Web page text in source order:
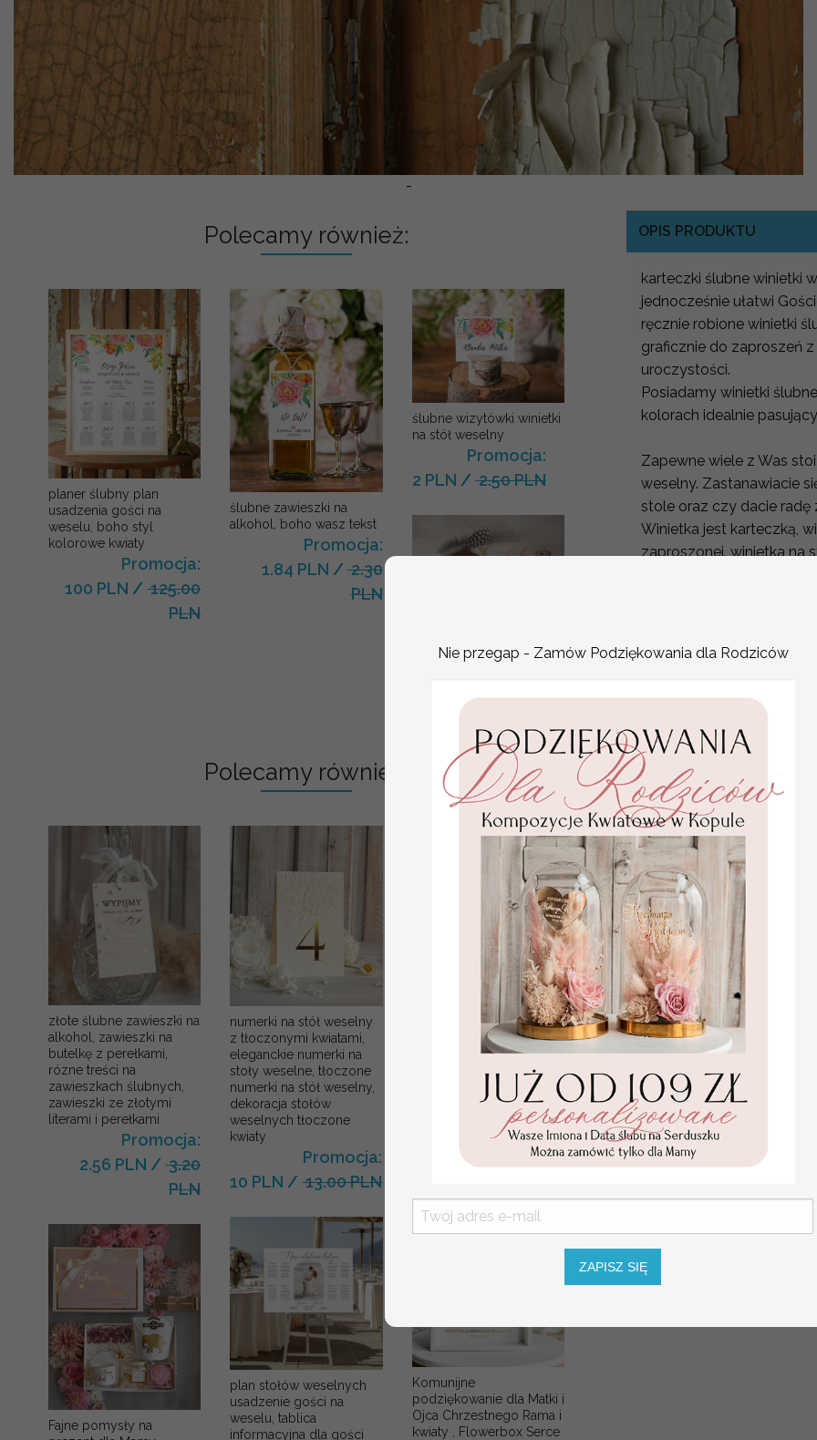
-
Polecamy również:
planer ślubny plan
usadzenia gości na
weselu, boho styl
kolorowe kwiaty
Promocja:
100 PLN /125.00
PLN
ślubne zawieszki na
alkohol, boho wasz tekst
Promocja:
1.84 PLN /2.30
PLN
ślubne wizytówki winietki
na stół weselny
Promocja:
2 PLN /2.50 PLN
weselne
2.50 PLN
Polecamy również:
złote ślubne zawieszki na
alkohol, zawieszki na
butelkę z perełkami,
rózne treści na
zawieszkach ślubnych,
zawieszki ze złotymi
literami i perełkami
Promocja:
2.56 PLN /3.20
PLN
Fajne pomysły na
numerki na stół weselny
z tłoczonymi kwiatami,
eleganckie numerki na
stoły weselne, tłoczone
numerki na stół weselny,
dekoracja stołów
weselnych tłoczone
kwiaty
Promocja:
10 PLN /13.00 PLN
plan stołów weselnych
usadzenie gości na
weselu, tablica
informacyjna dla gości
Statuetka pamiątka
Pierwszej Komunii w
personalizowana
Pamiątka Komunijna
opakowanie na pieniądze
Promocja:
85.00 PLN/105.00
PLN
Komunijne
podziękowanie dla Matki i
Ojca Chrzestnego Rama i
kwiaty , Flowerbox Serce
OPIS PRODUKTU
karteczki ślubne winietki
jednocześnie ułatwi
ręcznie robione winietki
graficznie do zaproszeń
uroczystości.
Posiadamy winietki
kolorach idealnie
Zapewne wiele z Was
weselny. Zastanawiacie
stole oraz czy dacie radę
Winietka jest karteczką,
zaproszonej. winietka na
stole, tym samym
takich praktycznych
dla gościa weselnego i
Winietki na ślub często
Wizytówka na stół
walory dekoracyjne.
ślubne do stylu i
dekoracjami.
Winietki
Wymiar:
zależny od wybranej
Lista gości:należy dołączyć ją w
Minimalna ilość: 20 sztuk
Usługa ekspress:
Dopłata 40% do wartości
i realizacja w 7 dni roboczych +
KOLOR OKŁADKI
KOLOR SZNURKA
Nie przegap - Zamów Podziękowania dla Rodziców
ZAPISZ SIĘ